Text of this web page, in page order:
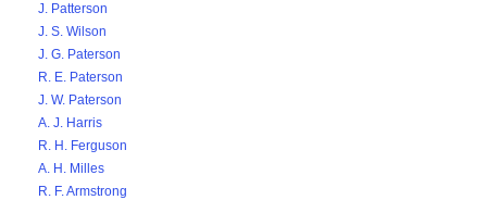
J. Patterson
J. S. Wilson
J. G. Paterson
R. E. Paterson
J. W. Paterson
A. J. Harris
R. H. Ferguson
A. H. Milles
R. F. Armstrong